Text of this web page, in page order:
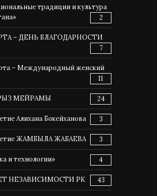
традиции и культура
2
– ДЕНЬ БЛАГОДАРНОСТИ
7
– Международный женский
11
МЕЙРАМЫ 24
Алихана Бокейханова 3
ЖАМБЫЛА ЖАБАЕВА 3
и технологии» 4
НЕЗАВИСИМОСТИ РК 43